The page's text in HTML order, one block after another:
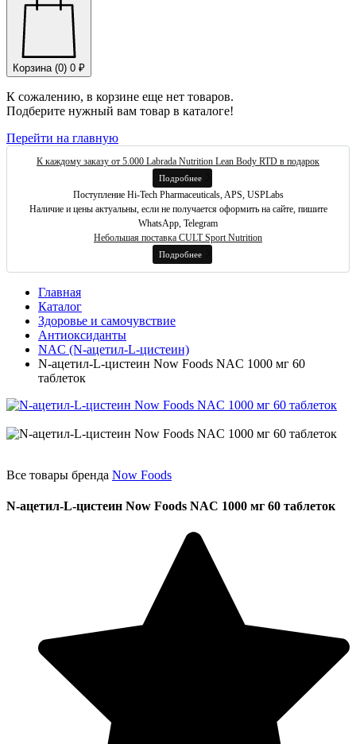
Корзина (0) 0 ₽
К сожалению, в корзине еще нет товаров.
Подберите нужный вам товар в каталоге!
Перейти на главную
К каждому заказу от 5.000 Labrada Nutrition Lean Body RTD в подарок
Подробнее
Поступление Hi-Tech Pharmaceuticals, APS, USPLabs
Наличие и цены актуальны, если не получается оформить на сайте, пишите
WhatsApp, Telegram
Небольшая поставка CULT Sport Nutrition
Подробнее
Главная
Каталог
Здоровье и самочувствие
Антиоксиданты
NAC (N-ацетил-L-цистеин)
N-ацетил-L-цистеин Now Foods NAC 1000 мг 60
таблеток
Все товары бренда Now Foods
N-ацетил-L-цистеин Now Foods NAC 1000 мг 60 таблеток